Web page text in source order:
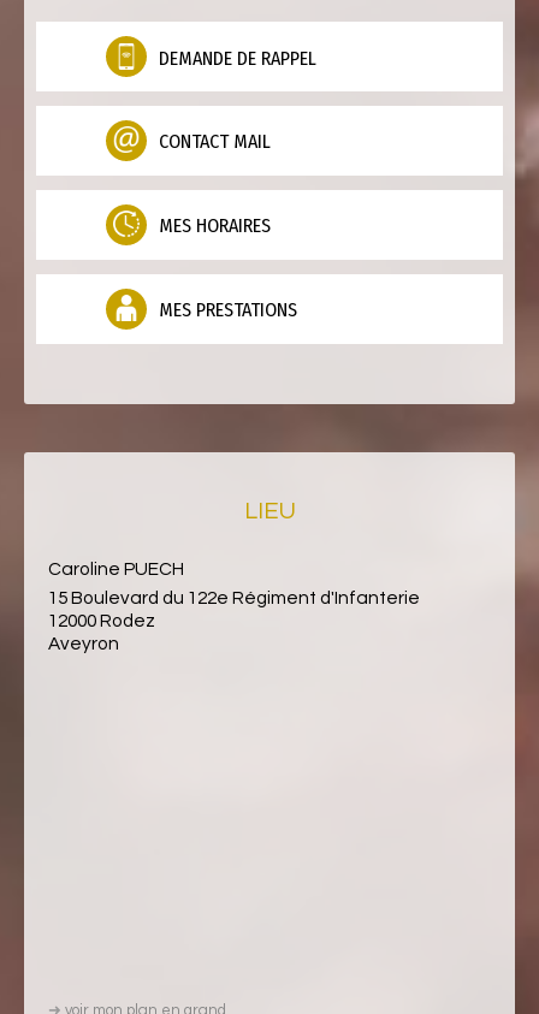
DEMANDE DE RAPPEL
CONTACT MAIL
MES HORAIRES
MES PRESTATIONS
LIEU
Caroline PUECH
15 Boulevard du 122e Régiment d'Infanterie
12000 Rodez
Aveyron
➜ voir mon plan en grand